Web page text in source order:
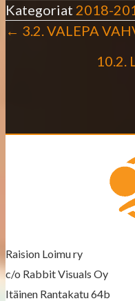
Kategoriat 2018-
t
v
i
← 3.2. VALEPA
10.2.
Raision Loimu ry
c/o Rabbit Visuals Oy
Itäinen Rantakatu 64b